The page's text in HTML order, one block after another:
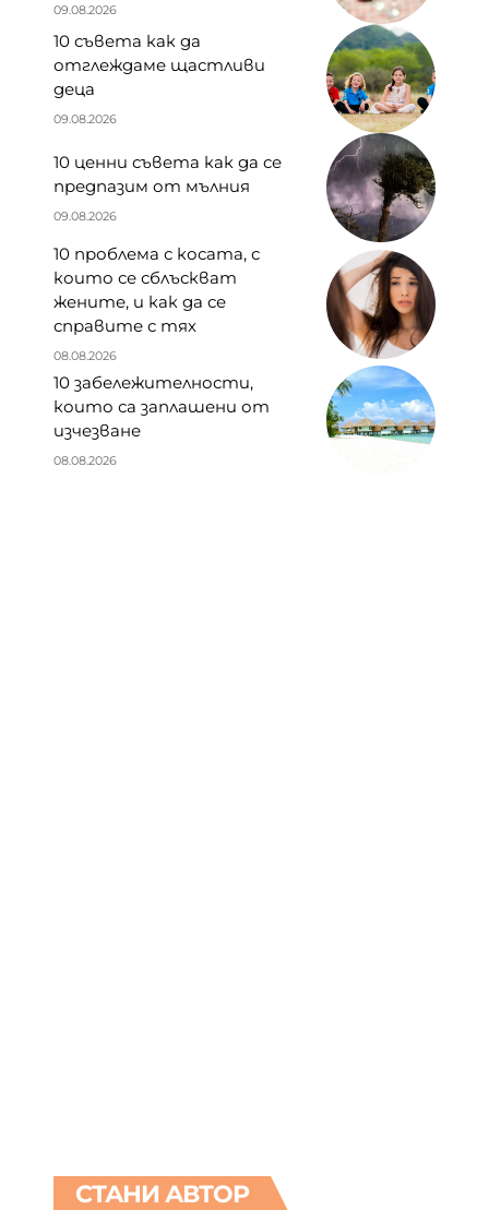
09.08.2026
10 съвета как да
отглеждаме щастливи
деца
09.08.2026
10 ценни съвета как да се
предпазим от мълния
09.08.2026
10 проблема с косата, с
които се сблъскват
жените, и как да се
справите с тях
08.08.2026
10 забележителности,
които са заплашени от
изчезване
08.08.2026
СТАНИ АВТОР